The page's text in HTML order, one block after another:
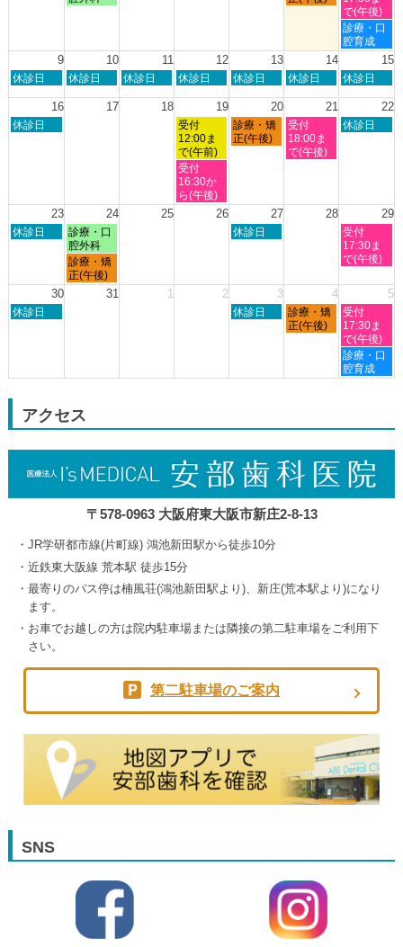
2026
2nd
3rd
6th
7th
日,
8
月
8th
で(午後)
土
曜
日,
月
診療・口
腔育成
9 10 11 12 13 14 15
日
8
月
休診日
月
休診日
火
休診日
水
8
月
12th
2026
休診日
木
8
月
13th
休診日
金
8
月
14th
2026
休診日
土
8
月
休診日
16 17 18 19 20 21 22
日
2026
休診日
水
曜
日,
8
月
19th
2026
受付
12:00ま
で(午前)
木
曜
2026
診療・矯
正(午後)
金
曜
日,
2026
受付
18:00ま
で(午後)
土
2026
休診日
水
曜
日,
8
受付
16:30か
ら(午後)
23 24 25 26 27 28 29
日
月
2026
休診日
月
曜
日,
8
月
診療・口
腔外科
木
月
2026
休診日
土
曜
日,
月
2026
受付
17:30ま
で(午後)
月
曜
日,
診療・矯
正(午後)
30 31 1 2 3 4 5
日
30th
休診日
木
3rd
休診日
金
曜
4th
診療・矯
正(午後)
土
曜
日,
9
月
5th
受付
17:30ま
で(午後)
土
曜
日,
診療・口
腔育成
アクセス
〒578-0963 大阪府東大阪市新庄2-8-13
JR学研都市線(片町線) 鴻池新田駅から徒歩10分
近鉄東大阪線 荒本駅 徒歩15分
最寄りのバス停は楠風荘(鴻池新田駅より)、新庄(荒本駅より)になり
ます。
お車でお越しの方は院内駐車場または隣接の第二駐車場をご利用下
さい。
第二駐車場のご案内
SNS